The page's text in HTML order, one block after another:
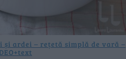
și ardei – rețetă simplă de vară –